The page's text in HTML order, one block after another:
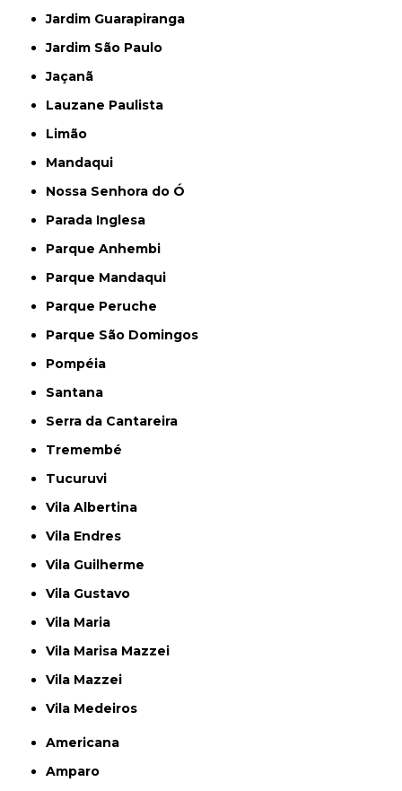
Jardim Guarapiranga
Jardim São Paulo
Jaçanã
Lauzane Paulista
Limão
Mandaqui
Nossa Senhora do Ó
Parada Inglesa
Parque Anhembi
Parque Mandaqui
Parque Peruche
Parque São Domingos
Pompéia
Santana
Serra da Cantareira
Tremembé
Tucuruvi
Vila Albertina
Vila Endres
Vila Guilherme
Vila Gustavo
Vila Maria
Vila Marisa Mazzei
Vila Mazzei
Vila Medeiros
Americana
Amparo